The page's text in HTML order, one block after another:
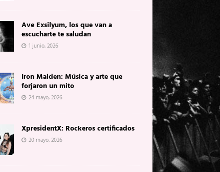
Ave Exsilyum, los que van a
escucharte te saludan
1 junio, 2026
Iron Maiden: Música y arte que
forjaron un mito
24 mayo, 2026
XpresidentX: Rockeros certificados
20 mayo, 2026